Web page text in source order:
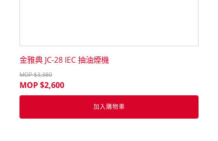
金雅典 JC-28 IEC 抽油煙機
MOP $3,380
MOP $2,600
加入購物車